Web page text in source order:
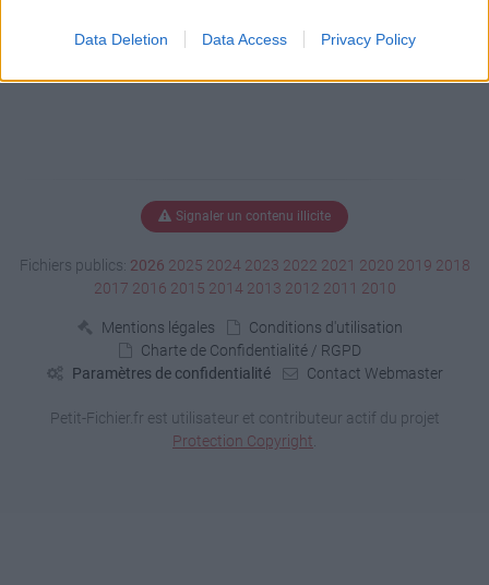
Data Deletion Data Access Privacy Policy
Signaler un contenu illicite
Fichiers publics: 2026 2025 2024 2023 2022 2021 2020 2019 2018
2017 2016 2015 2014 2013 2012 2011 2010
Mentions légales
Conditions d'utilisation
Charte de Confidentialité / RGPD
Paramètres de confidentialité
Contact Webmaster
Petit-Fichier.fr est utilisateur et contributeur actif du projet
Protection Copyright